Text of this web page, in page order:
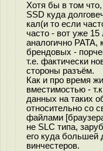
Хотя бы в том
SSD куда
кал(и то если
часто - вот уже 15
аналогично
брендовых -
т.е. фактически
стороны разъём.
Как и про время
вместимостью -
данных на таких
относительно со
файлами
не SLC типа,
его куда большей
винчестеров.